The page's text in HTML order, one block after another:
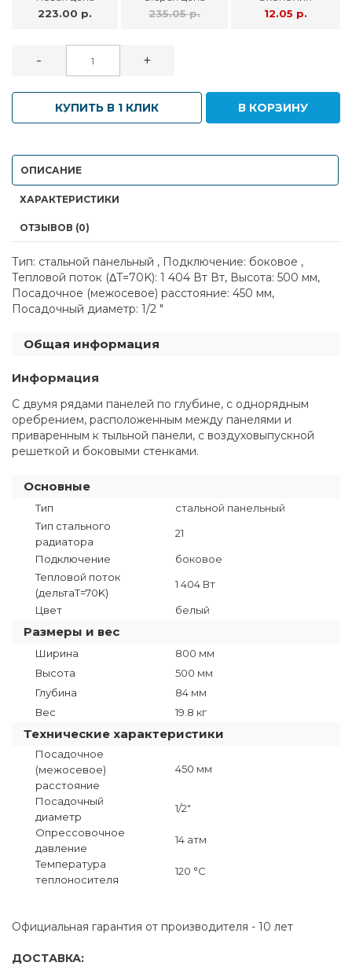
223.00 р. 235.05 р. 12.05 р.
- +
КУПИТЬ В 1 КЛИК В КОРЗИНУ
ОПИСАНИЕ
ХАРАКТЕРИСТИКИ
ОТЗЫВОВ (0)
Тип: стальной панельный , Подключение: боковое ,
Тепловой поток (ΔT=70K): 1 404 Вт Вт, Высота: 500 мм,
Посадочное (межосевое) расстояние: 450 мм,
Посадочный диаметр: 1/2 "
Общая информация
Информация
С двумя рядами панелей по глубине, с однорядным
оребрением, расположенным между панелями и
приваренным к тыльной панели, с воздуховыпускной
решеткой и боковыми стенками.
Основные
Тип
стальной панельный
Тип стального
радиатора
21
Подключение
боковое
Тепловой поток
(дельтаT=70K)
1 404 Вт
Цвет белый
Размеры и вес
Ширина
800 мм
Высота
500 мм
Глубина
84 мм
Вес
19.8 кг
Технические характеристики
Посадочное
(межосевое)
расстояние
450 мм
Посадочный
диаметр
1/2"
Опрессовочное
давление
14 атм
Температура
теплоносителя
120 °C
Официальная гарантия от производителя - 10 лет
ДОСТАВКА: